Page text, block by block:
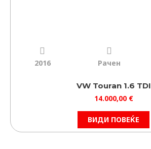
2016 Рачен
VW Touran 1.6 TDI
14.000,00 €
ВИДИ ПОВЕЌЕ